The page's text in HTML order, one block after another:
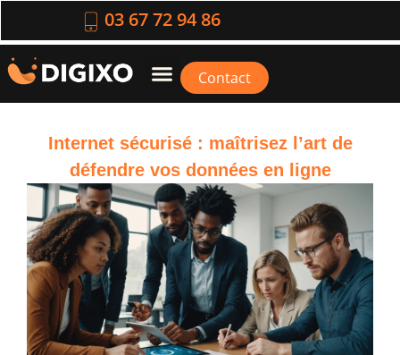
03 67 72 94 86
Contact
Internet sécurisé : maîtrisez l’art de
défendre vos données en ligne